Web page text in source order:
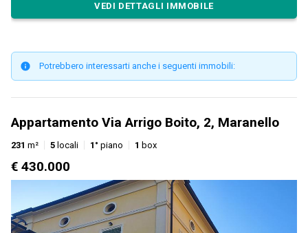
VEDI DETTAGLI IMMOBILE
Potrebbero interessarti anche i seguenti immobili:
Appartamento Via Arrigo Boito, 2, Maranello
231 m² 5 locali 1° piano 1 box
€ 430.000